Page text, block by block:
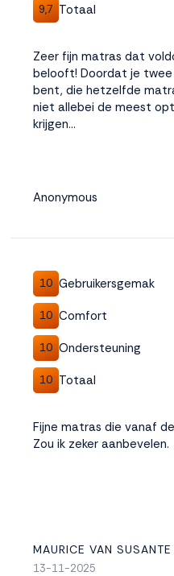
9,7 Totaal
Zeer fijn matras dat
belooft! Doordat je
bent, die hetzelfde
niet allebei de meest
krijgen...
Anonymous
10 Gebruikersgemak
10 Comfort
10 Ondersteuning
10 Totaal
Fijne matras die vanaf
Zou ik zeker aanbevelen.
MAURICE VAN SUSANTE
13-11-2025